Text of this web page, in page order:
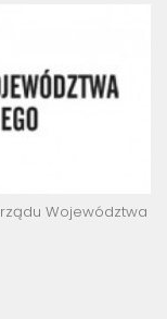
Województwa